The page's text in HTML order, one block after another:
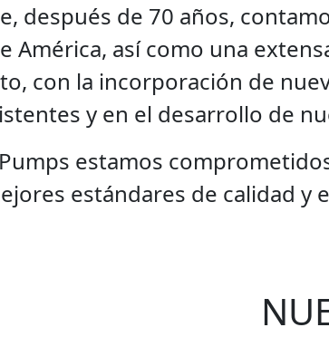
después de 70 años,
América, así como una
con la incorporación de
y en el desarrollo de
estamos
estándares de calidad y